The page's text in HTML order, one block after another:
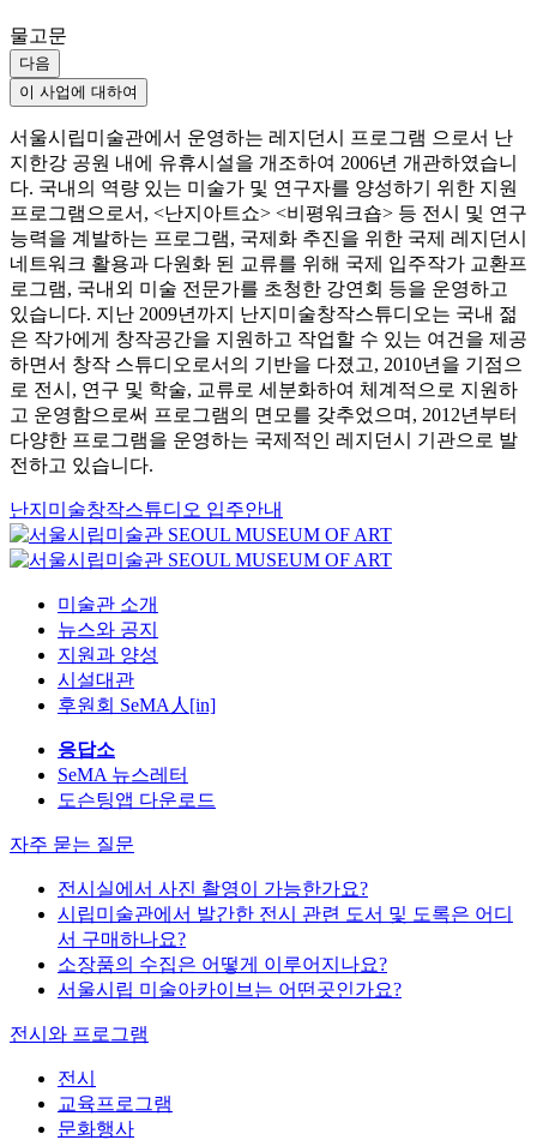
물고문
다음
이 사업에 대하여
서울시립미술관에서 운영하는 레지던시 프로그램 으로서 난
지한강 공원 내에 유휴시설을 개조하여 2006년 개관하였습니
다. 국내의 역량 있는 미술가 및 연구자를 양성하기 위한 지원
프로그램으로서, <난지아트쇼> <비평워크숍> 등 전시 및 연구
능력을 계발하는 프로그램, 국제화 추진을 위한 국제 레지던시
네트워크 활용과 다원화 된 교류를 위해 국제 입주작가 교환프
로그램, 국내외 미술 전문가를 초청한 강연회 등을 운영하고
있습니다. 지난 2009년까지 난지미술창작스튜디오는 국내 젊
은 작가에게 창작공간을 지원하고 작업할 수 있는 여건을 제공
하면서 창작 스튜디오로서의 기반을 다졌고, 2010년을 기점으
로 전시, 연구 및 학술, 교류로 세분화하여 체계적으로 지원하
고 운영함으로써 프로그램의 면모를 갖추었으며, 2012년부터
다양한 프로그램을 운영하는 국제적인 레지던시 기관으로 발
전하고 있습니다.
난지미술창작스튜디오 입주안내
미술관 소개
뉴스와 공지
지원과 양성
시설대관
후원회 SeMA人[in]
응답소
SeMA 뉴스레터
도슨팅앱 다운로드
자주 묻는 질문
전시실에서 사진 촬영이 가능한가요?
시립미술관에서 발간한 전시 관련 도서 및 도록은 어디
서 구매하나요?
소장품의 수집은 어떻게 이루어지나요?
서울시립 미술아카이브는 어떤곳인가요?
전시와 프로그램
전시
교육프로그램
문화행사